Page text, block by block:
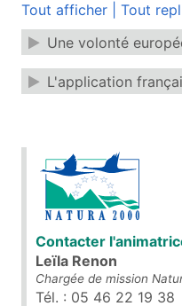
Tout afficher
Tout
Une volonté
L'application
Contacter
Leïla Renon
Chargée de mission
Tél. : 05 46 22 19 38